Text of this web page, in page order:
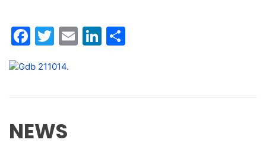
Facebook
Twitter
EmailLinkedIn
NEWS